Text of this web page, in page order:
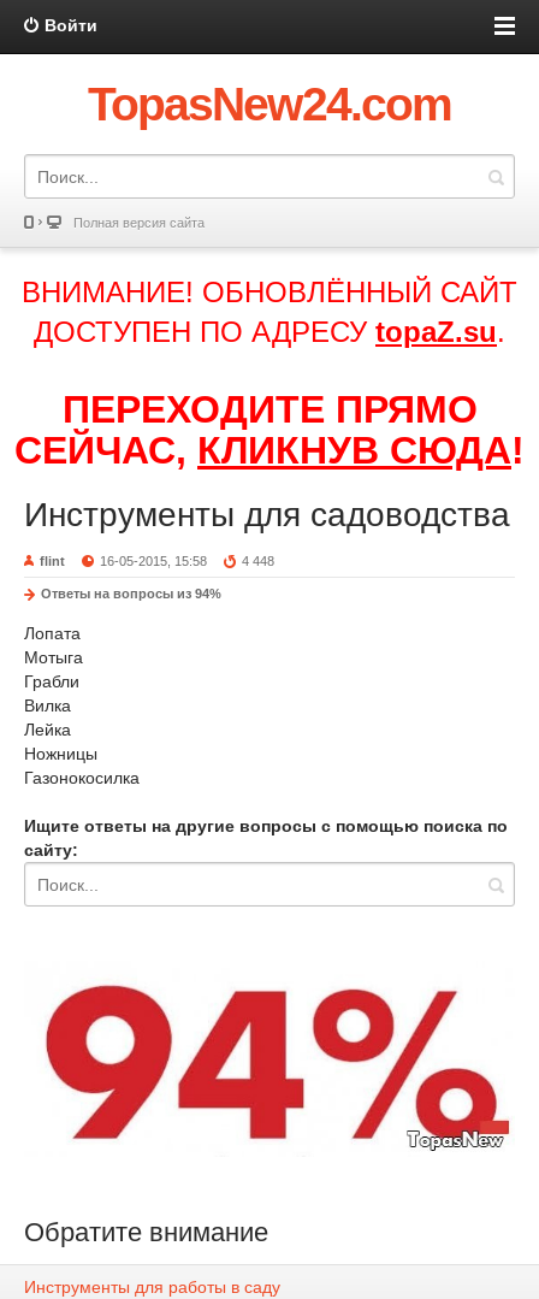
Войти
TopasNew24.com
Полная версия сайта
ВНИМАНИЕ! ОБНОВЛЁННЫЙ САЙТ
ДОСТУПЕН ПО АДРЕСУ topaZ.su.
ПЕРЕХОДИТЕ ПРЯМО
СЕЙЧАС, КЛИКНУВ СЮДА!
Инструменты для садоводства
flint 16-05-2015, 15:58 4 448
Ответы на вопросы из 94%
Лопата
Мотыга
Грабли
Вилка
Лейка
Ножницы
Газонокосилка
Ищите ответы на другие вопросы с помощью поиска по
сайту:
Обратите внимание
Инструменты для работы в саду